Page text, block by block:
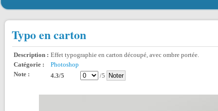
Typo en carton
Description : Effet typographie en carton découpé, avec ombre portée.
Catégorie :
Photoshop
Note :
4.3/5 /5